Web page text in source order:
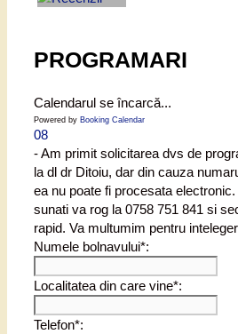
PROGRAMARI
Calendarul se încarcă...
Powered by Booking Calendar
08
- Am primit solicitarea dvs de
la dl dr Ditoiu, dar din cauza
ea nu poate fi procesata
sunati va rog la 0758 751 841 si
rapid. Va multumim pentru
Numele bolnavului*:
Localitatea din care vine*:
Telefon*: